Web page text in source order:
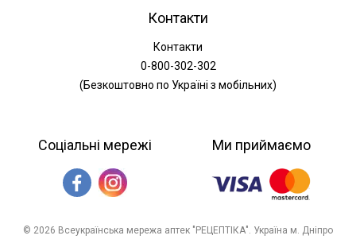
Контакти
Контакти
0-800-302-302
(Безкоштовно по Україні з мобільних)
Соціальні мережі Ми приймаємо
© 2026 Всеукраїнська мережа аптек "РЕЦЕПТІКА". Україна м. Дніпро